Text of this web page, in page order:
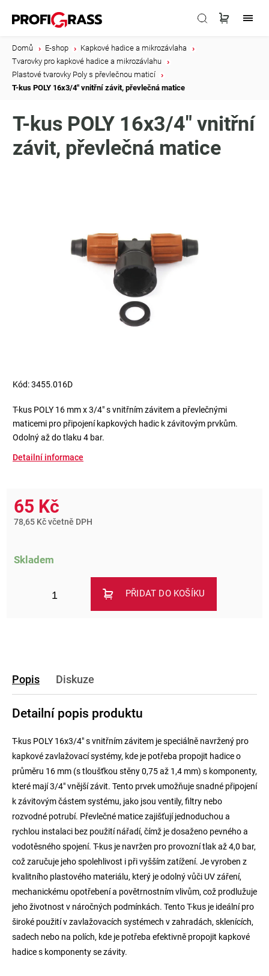
Domů E-shop Kapkové hadice a mikrozávlaha
Tvarovky pro kapkové hadice a mikrozávlahu
Plastové tvarovky Poly s převlečnou maticí
T-kus POLY 16x3/4" vnitřní závit, převlečná matice
T-kus POLY 16x3/4" vnitřní
závit, převlečná matice
Kód:3455.016D
T-kus POLY 16 mm x 3/4" s vnitřním závitem a převlečnými
maticemi pro připojení kapkových hadic k závitovým prvkům.
Odolný až do tlaku 4 bar.
Detailní informace
65 Kč
78,65 Kč včetně DPH
Skladem
PŘIDAT DO KOŠÍKU
Popis Diskuze
Detailní popis produktu
T-kus POLY 16x3/4" s vnitřním závitem je speciálně navržený pro
kapkové zavlažovací systémy, kde je potřeba propojit hadice o
průměru 16 mm (s tloušťkou stěny 0,75 až 1,4 mm) s komponenty,
které mají 3/4" vnější závit. Tento prvek umožňuje snadné připojení
k závitovým částem systému, jako jsou ventily, filtry nebo
rozvodné potrubí. Převlečné matice zajišťují jednoduchou a
rychlou instalaci bez použití nářadí, čímž je dosaženo pevného a
vodotěsného spojení. T-kus je navržen pro provozní tlak až 4,0 bar,
což zaručuje jeho spolehlivost i při vyšším zatížení. Je vyroben z
kvalitního plastového materiálu, který je odolný vůči UV záření,
mechanickému opotřebení a povětrnostním vlivům, což prodlužuje
jeho životnost v náročných podmínkách. Tento T-kus je ideální pro
široké použití v zavlažovacích systémech v zahradách, sklenících,
sadech nebo na polích, kde je potřeba efektivně propojit kapkové
hadice s komponenty se závity.